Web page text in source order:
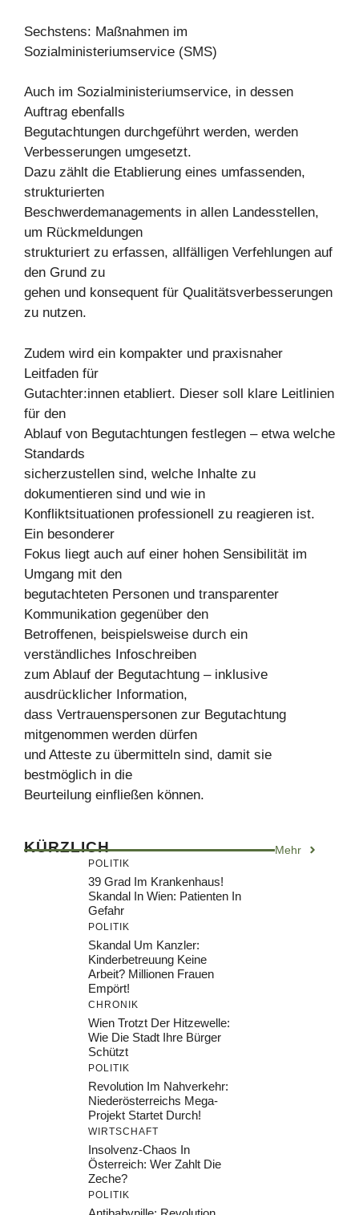
Sechstens: Maßnahmen im
Sozialministeriumservice (SMS)
Auch im Sozialministeriumservice, in dessen
Auftrag ebenfalls
Begutachtungen durchgeführt werden, werden
Verbesserungen umgesetzt.
Dazu zählt die Etablierung eines umfassenden,
strukturierten
Beschwerdemanagements in allen Landesstellen,
um Rückmeldungen
strukturiert zu erfassen, allfälligen Verfehlungen auf
den Grund zu
gehen und konsequent für Qualitätsverbesserungen
zu nutzen.
Zudem wird ein kompakter und praxisnaher
Leitfaden für
Gutachter:innen etabliert. Dieser soll klare Leitlinien
für den
Ablauf von Begutachtungen festlegen – etwa welche
Standards
sicherzustellen sind, welche Inhalte zu
dokumentieren sind und wie in
Konfliktsituationen professionell zu reagieren ist.
Ein besonderer
Fokus liegt auch auf einer hohen Sensibilität im
Umgang mit den
begutachteten Personen und transparenter
Kommunikation gegenüber den
Betroffenen, beispielsweise durch ein
verständliches Infoschreiben
zum Ablauf der Begutachtung – inklusive
ausdrücklicher Information,
dass Vertrauenspersonen zur Begutachtung
mitgenommen werden dürfen
und Atteste zu übermitteln sind, damit sie
bestmöglich in die
Beurteilung einfließen können.
KÜRZLICH Mehr
POLITIK
39 Grad Im Krankenhaus!
Skandal In Wien: Patienten In
Gefahr
POLITIK
Skandal Um Kanzler:
Kinderbetreuung Keine
Arbeit? Millionen Frauen
Empört!
CHRONIK
Wien Trotzt Der Hitzewelle:
Wie Die Stadt Ihre Bürger
Schützt
POLITIK
Revolution Im Nahverkehr:
Niederösterreichs Mega-
Projekt Startet Durch!
WIRTSCHAFT
Insolvenz-Chaos In
Österreich: Wer Zahlt Die
Zeche?
POLITIK